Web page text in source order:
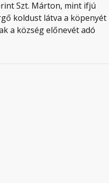
Szt. Márton, mint ifjú
koldust látva a köpenyét
a község előnevét adó